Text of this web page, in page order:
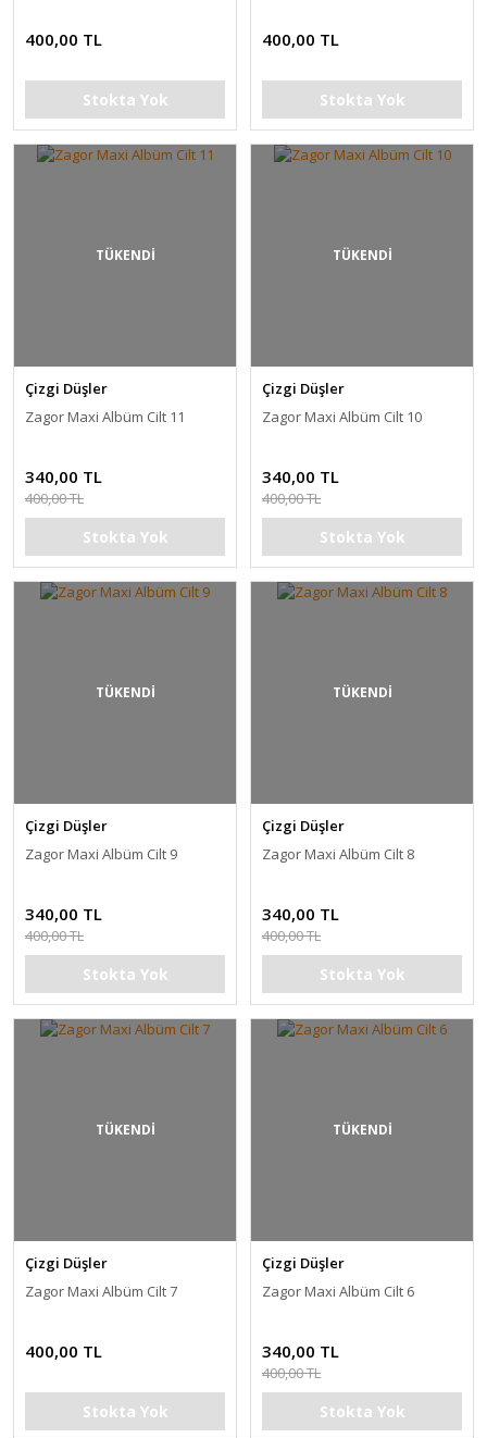
400,00 TL
Stokta Yok
400,00 TL
Stokta Yok
TÜKENDİ
Çizgi Düşler
Zagor Maxi Albüm Cilt 11
340,00 TL
400,00 TL
Stokta Yok
TÜKENDİ
Çizgi Düşler
Zagor Maxi Albüm Cilt 10
340,00 TL
400,00 TL
Stokta Yok
TÜKENDİ
Çizgi Düşler
Zagor Maxi Albüm Cilt 9
340,00 TL
400,00 TL
Stokta Yok
TÜKENDİ
Çizgi Düşler
Zagor Maxi Albüm Cilt 8
340,00 TL
400,00 TL
Stokta Yok
TÜKENDİ
Çizgi Düşler
Zagor Maxi Albüm Cilt 7
400,00 TL
Stokta Yok
TÜKENDİ
Çizgi Düşler
Zagor Maxi Albüm Cilt 6
340,00 TL
400,00 TL
Stokta Yok